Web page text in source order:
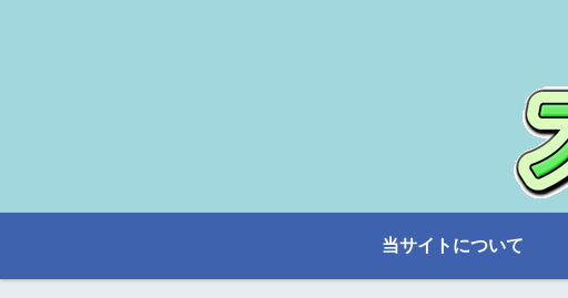
当サイトについて